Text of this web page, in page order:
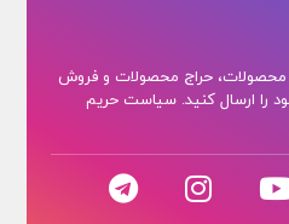
محصولات، حراج محصولات و فروش
را ارسال کنید. سیاست حریم